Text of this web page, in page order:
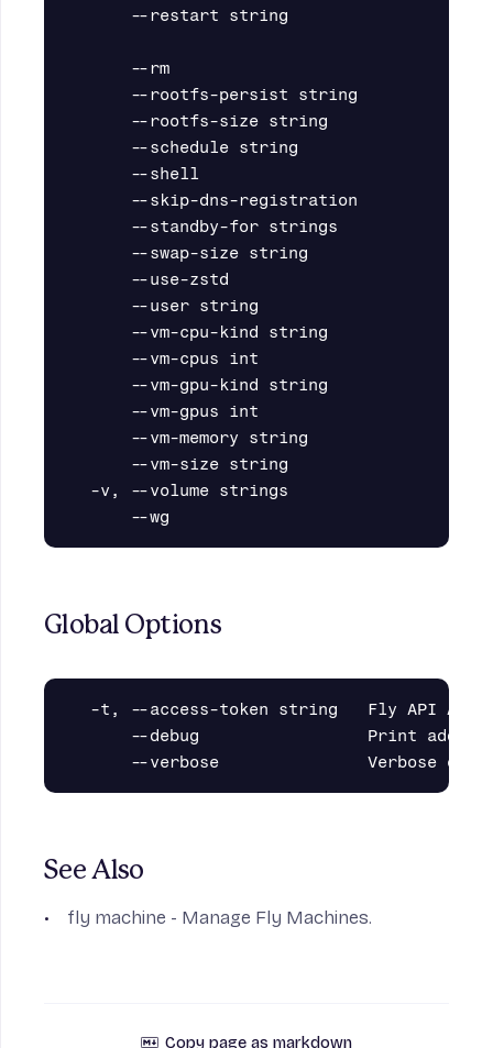
--restart string
--rm
--rootfs-persist string
--rootfs-size string
--schedule string
--shell
--skip-dns-registration
--standby-for strings
--swap-size string
--use-zstd
--user string
--vm-cpu-kind string
--vm-cpus int
--vm-gpu-kind string
--vm-gpus int
--vm-memory string
--vm-size string
-v, --volume strings
Global Options
-t, --access-token string   Fly API
--debug                 Print
See Also
fly machine - Manage Fly Machines.
Copy page as markdown